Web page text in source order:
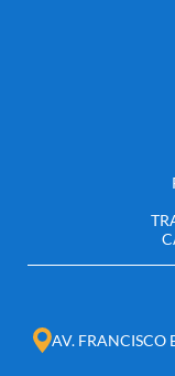
AV. FRANCISCO